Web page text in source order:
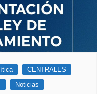
CENTRALES
Noticias